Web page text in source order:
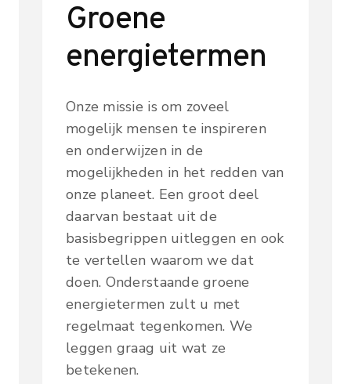
Groene
energietermen
Onze missie is om zoveel
mogelijk mensen te inspireren
en onderwijzen in de
mogelijkheden in het redden van
onze planeet. Een groot deel
daarvan bestaat uit de
basisbegrippen uitleggen en ook
te vertellen waarom we dat
doen. Onderstaande groene
energietermen zult u met
regelmaat tegenkomen. We
leggen graag uit wat ze
betekenen.